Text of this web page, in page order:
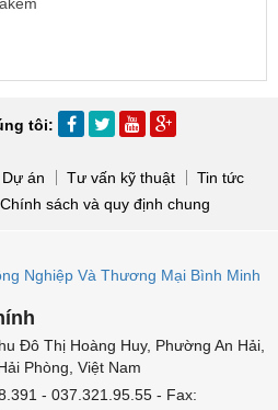
tôi:
Dự án Tư vấn kỹ thuật
Tin tức
Chính sách và quy định chung
Đô Thị Hoàng Huy, Phường An Hải,
Phòng, Việt Nam
- 037.321.95.55 - Fax: